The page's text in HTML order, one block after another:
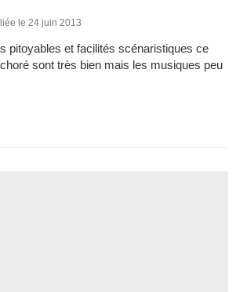
le 24 juin 2013
pitoyables et facilités scénaristiques ce
sont très bien mais les musiques peu